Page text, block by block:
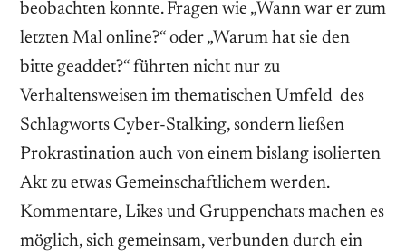
beobachten konnte. Fragen wie „Wann war er zum
letzten Mal online?“ oder „Warum hat sie den
bitte geaddet?“ führten nicht nur zu
Verhaltensweisen im thematischen Umfeld des
Schlagworts Cyber-Stalking, sondern ließen
Prokrastination auch von einem bislang isolierten
Akt zu etwas Gemeinschaftlichem werden.
Kommentare, Likes und Gruppenchats machen es
möglich, sich gemeinsam, verbunden durch ein